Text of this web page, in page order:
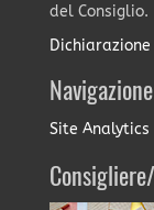
del Consiglio.
Navigazione
Site Analytics